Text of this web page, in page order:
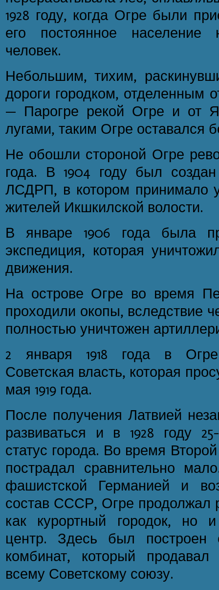
1928 году, когда Огре были
его постоянное
человек.
Небольшим, тихим,
дороги городком, отделенным
— Парогре рекой Огре и от
лугами, таким Огре оставался
Не обошли стороной Огре
года. В 1904 году был
ЛСДРП, в котором принимало
жителей Икшкилской волости.
В январе 1906 года была
экспедиция, которая
движения.
На острове Огре во время
проходили окопы, вследствие
полностью уничтожен
2 января 1918 года в
Советская власть, которая
мая 1919 года.
После получения Латвией
развиваться и в 1928 году
статус города. Во время
пострадал сравнительно
фашистской Германией и
состав СССР, Огре продолжал
как курортный городок, но
центр. Здесь был построен
комбинат, который
всему Советскому союзу.